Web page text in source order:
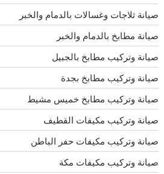
صيانة ثلاجات وغسالات بالدمام والخبر
صيانة مطابخ بالدمام والخبر
صيانة وتركيب مطابخ بالجبيل
صيانة وتركيب مطابخ بجدة
صيانة وتركيب مطابخ خميس مشيط
صيانة وتركيب مكيفات القطيف
صيانة وتركيب مكيفات حفر الباطن
صيانة وتركيب مكيفات مكة